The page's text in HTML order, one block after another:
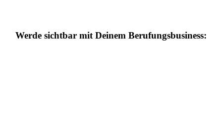
Werde sichtbar mit Deinem Berufungsbusiness: